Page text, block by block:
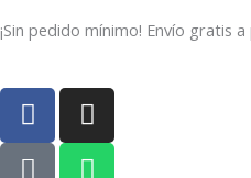
¡Sin pedido mínimo! Envío gratis
F
a
c
I
n
s
P W